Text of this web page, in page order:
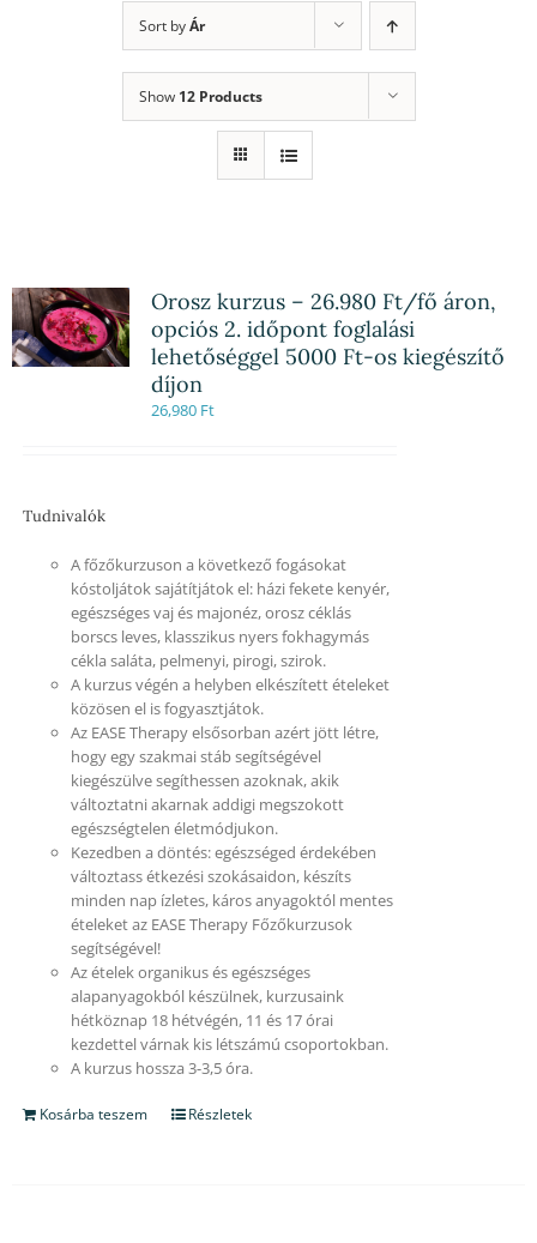
Sort byÁr
Show 12 Products
Orosz kurzus – 26.980 Ft/fő áron,
opciós 2. időpont foglalási
lehetőséggel 5000 Ft-os kiegészítő
díjon
26,980 Ft
Tudnivalók
A főzőkurzuson a következő fogásokat
kóstoljátok sajátítjátok el: házi fekete kenyér,
egészséges vaj és majonéz, orosz céklás
borscs leves, klasszikus nyers fokhagymás
cékla saláta, pelmenyi, pirogi, szirok.
A kurzus végén a helyben elkészített ételeket
közösen el is fogyasztjátok.
Az EASE Therapy elsősorban azért jött létre,
hogy egy szakmai stáb segítségével
kiegészülve segíthessen azoknak, akik
változtatni akarnak addigi megszokott
egészségtelen életmódjukon.
Kezedben a döntés: egészséged érdekében
változtass étkezési szokásaidon, készíts
minden nap ízletes, káros anyagoktól mentes
ételeket az EASE Therapy Főzőkurzusok
segítségével!
Az ételek organikus és egészséges
alapanyagokból készülnek, kurzusaink
hétköznap 18 hétvégén, 11 és 17 órai
kezdettel várnak kis létszámú csoportokban.
A kurzus hossza 3-3,5 óra.
Kosárba teszem Részletek